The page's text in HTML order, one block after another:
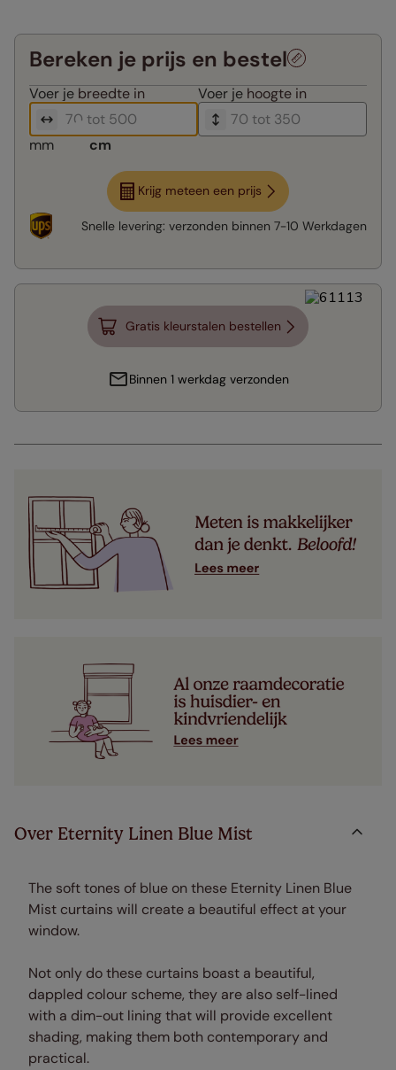
Bereken je prijs en bestel
Voer je breedte in Voer je hoogte in
mm cm
Krijg meteen een prijs
Snelle levering: verzonden binnen 7-10 Werkdagen
Gratis kleurstalen bestellen
Binnen 1 werkdag verzonden
Over Eternity Linen Blue Mist
The soft tones of blue on these Eternity Linen Blue
Mist curtains will create a beautiful effect at your
window.
Not only do these curtains boast a beautiful,
dappled colour scheme, they are also self-lined
with a dim-out lining that will provide excellent
shading, making them both contemporary and
practical.